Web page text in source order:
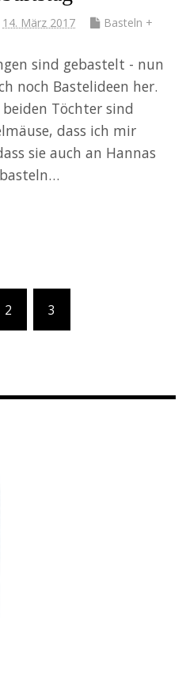
14. März 2017
Basteln +
sind gebastelt - nun
noch Bastelideen her.
Töchter sind
dass ich mir
sie auch an Hannas
2 3